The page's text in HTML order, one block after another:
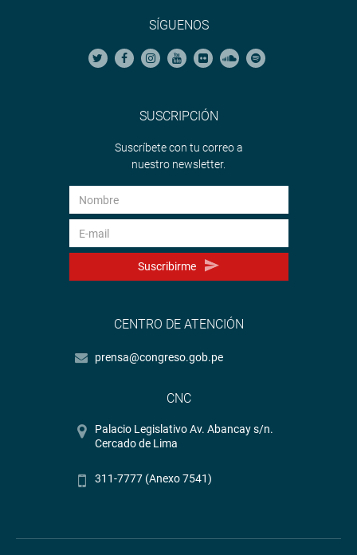
SÍGUENOS
SUSCRIPCIÓN
Suscríbete con tu correo a
nuestro newsletter.
Suscribirme
CENTRO DE ATENCIÓN
prensa@congreso.gob.pe
CNC
Palacio Legislativo Av. Abancay s/n.
Cercado de Lima
311-7777 (Anexo 7541)